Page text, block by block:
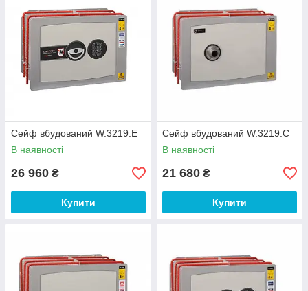
Сейф вбудований W.3219.E
В наявності
26 960 ₴
Купити
Сейф вбудований W.3219.C
В наявності
21 680 ₴
Купити